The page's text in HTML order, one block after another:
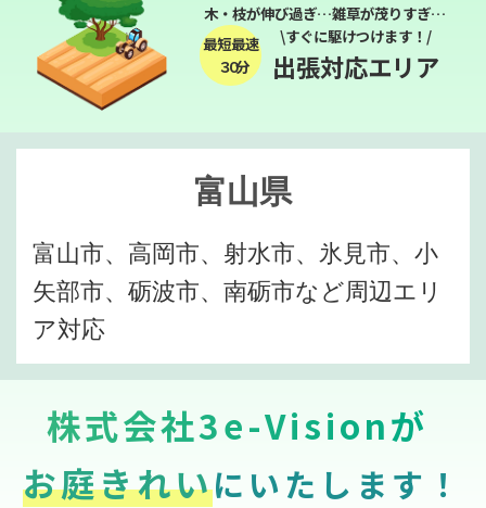
木・枝が伸び過ぎ…雑草が茂りすぎ…
最短最速
３０分
\すぐに駆けつけます！/
出張対応エリア
富山県
富山市、高岡市、射水市、氷見市、小
矢部市、砺波市、南砺市など周辺エリ
ア対応
株式会社3e-Visionが
お庭きれいにいたします！